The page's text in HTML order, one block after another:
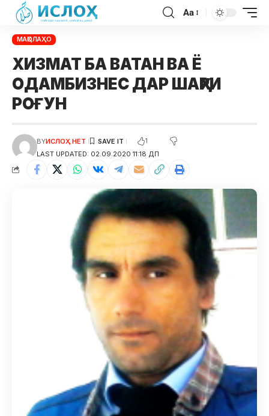
Aa
МАҚОЛАҲО
ХИЗМАТ БА ВАТАН ВА Ë
ОДАМБИЗНЕС ДАР ШАҲРИ
РОҒУН
LAST UPDATED: 02.09.2020 11:18 ДП
BYИСЛОҲ НЕТ 1